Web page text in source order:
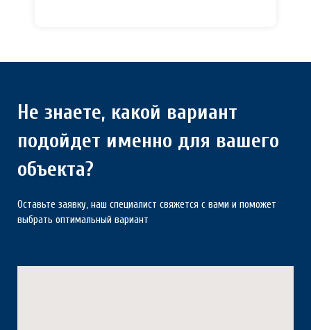
Не знаете, какой вариант
подойдет именно для вашего
объекта?
Оставьте заявку, наш специалист свяжется с вами и поможет
выбрать оптимальный вариант